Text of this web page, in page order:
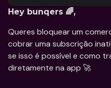
Hey bunqers 🌈,
Queres bloquear um
cobrar uma subscrição
se isso é possível e como
diretamente na app 🚀